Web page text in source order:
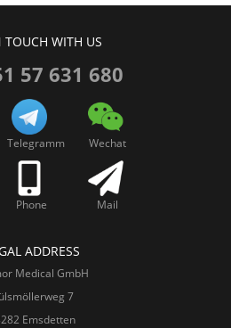
TOUCH WITH US
57 631 680
Telegramm Wechat
Phone Mail
ADDRESS
Medical GmbH
7
Emsdetten